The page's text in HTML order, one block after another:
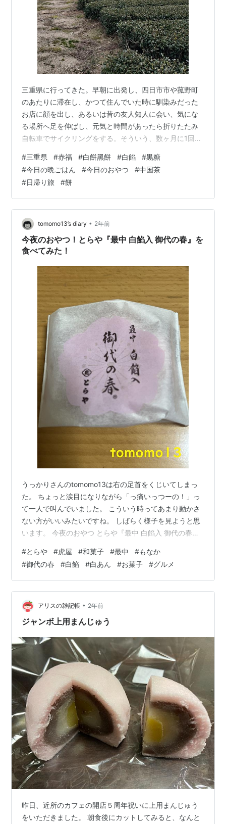
三重県に行ってきた。早朝に出発し、四日市市や菰野町
のあたりに滞在し、かつて住んでいた時に馴染みだった
お店に顔を出し、あるいは昔の友人知人に会い、気にな
る場所へ足を伸ばし、元気と時間があったら折りたたみ
自転車でサイクリングをする。そういう、数ヶ月に1回は
う疲れた。 何度でも食べたい。 あんこの本 (文春文庫)
作者:姜 尚美 文藝春秋 Amazon そんな今日の晩ごはん
は、伊勢の赤福の「白餅黑餅」と紅茶だった。 夕方を過
ぎて帰路につく際、高速道路に乗る前に夕食を済ませる
つもりだった。かつて住んでいた四日市の街の懐かしい
お店に行ってもいいし、散策…
#三重県 #赤福 #白餅黑餅 #白餡 #黒糖
#今日の晩ごはん #今日のおやつ #中国茶
#日帰り旅 #餅
tomomo13’s diary • 2年前
今夜のおやつ！とらや『最中 白餡入 御代の春』を
食べてみた！
うっかりさんのtomomo13は右の足首をくじいてしまっ
た。 ちょっと涙目になりながら「っ痛いっつーの！」っ
て一人で叫んでいました。 こういう時ってあまり動かさ
ない方がいいみたいですね。 しばらく様子を見ようと思
います。 今夜のおやつ とらや『最中 白餡入 御代の春』
子。 今日も頂いたのでブログにします。 リンク 『最中
白餡入 御代の春』は春は桜の形をした白餡入りの最中で
す。 裏面。 製造者は虎屋。 原材料は砂糖、豆類（白小
豆、手亡、福白金時）還元麦芽糖水飴、最中皮、砂糖結
合水飴、寒天。 栄養成分表示（1個30g当たり） エネル
ギー：92㎉…
#とらや #虎屋 #和菓子 #最中 #もなか
#御代の春 #白餡 #白あん #お菓子 #グルメ
アリスの雑記帳 • 2年前
ジャンボ上用まんじゅう
昨日、近所のカフェの開店５周年祝いに上用まんじゅう
をいただきました。 朝食後にカットしてみると、なんと